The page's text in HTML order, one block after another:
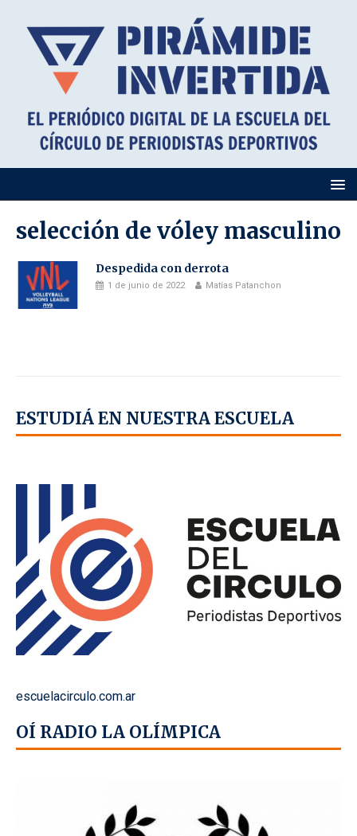
selección de vóley masculino
Despedida con derrota
1 de junio de 2022 Matías Patanchon
ESTUDIÁ EN NUESTRA ESCUELA
escuelacirculo.com.ar
OÍ RADIO LA OLÍMPICA